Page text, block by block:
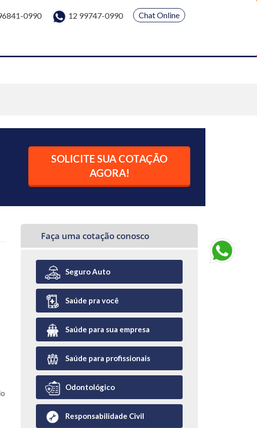
0990 12 99747-0990 Chat Online
SOLICITE SUA COTAÇÃO
AGORA!
Faça uma cotação conosco
Seguro Auto
Saúde pra você
Saúde para sua empresa
Saúde para profissionais
Odontológico
Responsabilidade Civil